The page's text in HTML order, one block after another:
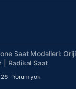
Saat Modelleri:
| Radikal Saat
Yorum yok